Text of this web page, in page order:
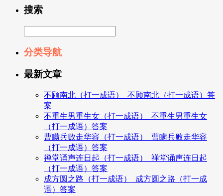
搜索
分类导航
最新文章
不顾南北（打一成语）_不顾南北（打一成语）答
案
不重生男重生女（打一成语）_不重生男重生女
（打一成语）答案
曹瞒兵败走华容（打一成语）_曹瞒兵败走华容
（打一成语）答案
禅堂诵声连日起（打一成语）_禅堂诵声连日起
（打一成语）答案
成方圆之路（打一成语）_成方圆之路（打一成
语）答案